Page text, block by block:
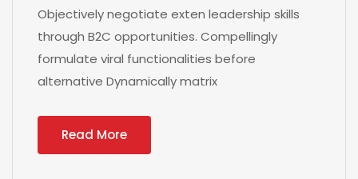
Objectively negotiate exten leadership skills
through B2C opportunities. Compellingly
formulate viral functionalities before
alternative Dynamically matrix
Read More